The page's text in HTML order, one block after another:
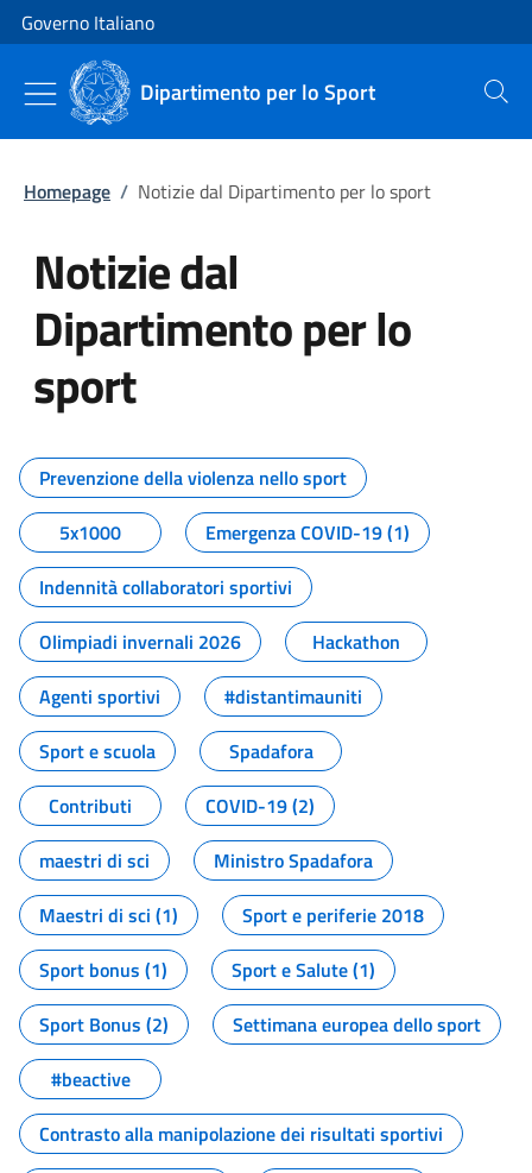
Vai al contenuto
Vai alla navigazione del sito
Governo Italiano
Dipartimento per lo Sport Cerca
Homepage / Notizie dal Dipartimento per lo sport
Notizie dal
Dipartimento per lo
sport
Tutti i contenuti della pagina
Prevenzione della violenza nello sport
5x1000
Emergenza COVID-19 (1)
Indennità collaboratori sportivi
Olimpiadi invernali 2026
Hackathon
Agenti sportivi
#distantimauniti
Sport e scuola
Spadafora
Contributi
COVID-19 (2)
maestri di sci
Ministro Spadafora
Maestri di sci (1)
Sport e periferie 2018
Sport bonus (1)
Sport e Salute (1)
Sport Bonus (2)
Settimana europea dello sport
#beactive
Contrasto alla manipolazione dei risultati sportivi